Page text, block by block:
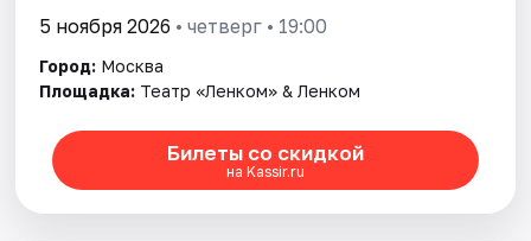
5 ноября 2026 • четверг • 19:00
Город: Москва
Площадка: Театр «Ленком» & Ленком
Билеты со скидкой
на Kassir.ru